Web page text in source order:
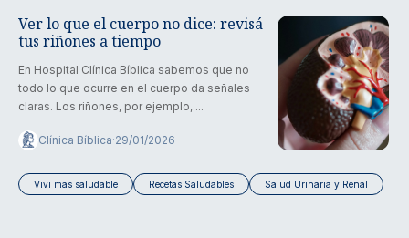
Ver lo que el cuerpo no dice: revisá
tus riñones a tiempo
En Hospital Clínica Bíblica sabemos que no
todo lo que ocurre en el cuerpo da señales
claras. Los riñones, por ejemplo, ...
Clínica Bíblica·29/01/2026
Vivi mas saludable Recetas Saludables Salud Urinaria y Renal